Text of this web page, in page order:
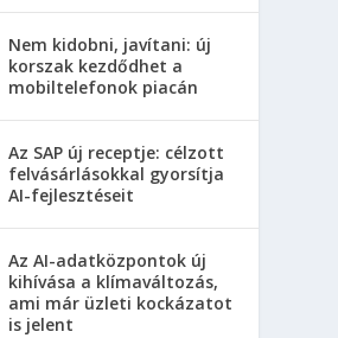
Nem kidobni, javítani: új
korszak kezdődhet a
mobiltelefonok piacán
Az SAP új receptje: célzott
felvásárlásokkal gyorsítja
AI-fejlesztéseit
Az AI-adatközpontok új
kihívása a klímaváltozás,
ami már üzleti kockázatot
is jelent